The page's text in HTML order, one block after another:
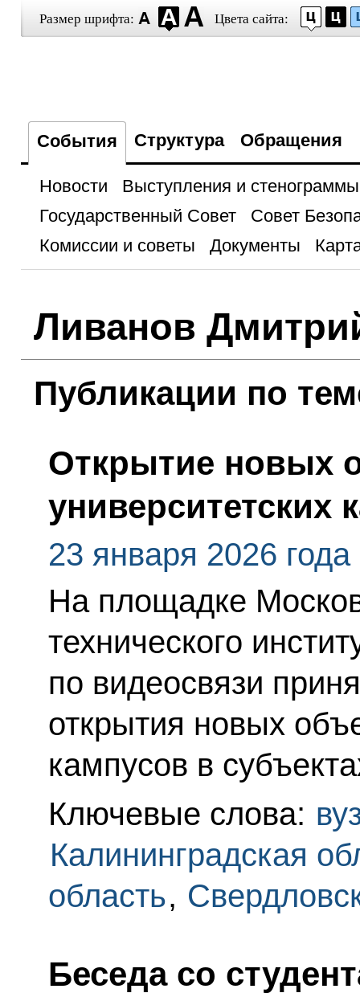
Размер шрифта: Цвета сайта:
События Структура Обращения
Новости
Выступления и стенограммы
Государственный Совет
Совет
Комиссии и советы
Документы
Ливанов
Публикации по
Открытие новых
университетских
23 января 2026 года
На площадке
технического
по видеосвязи
открытия новых
кампусов в
Ключевые слова:
Калининградская
область,
Беседа со